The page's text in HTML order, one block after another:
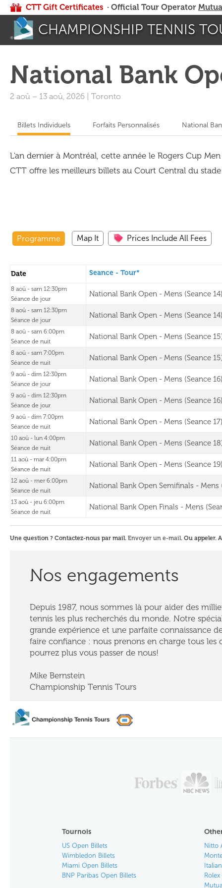
CTT Gift Certificates · Official Tour Operator
CHAMPIONSHIP TENNIS
National Bank
2 aoû – 13 aoû, 2026 Toronto
Billets Individuels Forfaits Personnalisés National
L'an dernier à Montréal, cette année le Rogers Cup
CTT offre les meilleurs billets au Court Central du
Programme Map It Prices Include All Fees
Date Seance - Tour*
8 aoû - sam 12:30pm
Séance de jour
National Bank Open - Mens (Seance
8 aoû - sam 12:30pm
Séance de jour
National Bank Open - Mens (Seance
8 aoû - sam 6:00pm
Séance de nuit
National Bank Open - Mens (Seance
8 aoû - sam 7:00pm
Séance de nuit
National Bank Open - Mens (Seance
9 aoû - dim 12:30pm
Séance de jour
National Bank Open - Mens (Seance
9 aoû - dim 12:30pm
Séance de jour
National Bank Open - Mens (Seance
9 aoû - dim 7:00pm
Séance de nuit
National Bank Open - Mens (Seance
10 aoû - lun 4:00pm
Séance de nuit
National Bank Open - Mens (Seance
11 aoû - mar 4:00pm
Séance de nuit
National Bank Open - Mens (Seance
12 aoû - mer 6:00pm
Séance de nuit
National Bank Open Semifinals - Mens
13 aoû - jeu 6:00pm
Séance de nuit
National Bank Open Finals - Mens
Une question ? Contactez-nous par mail. Envoyer un e-mail. Ou appeler.
Nos engagements
Depuis 1987, nous sommes là pour aider des
tennis les plus recherchés du monde. Notre
grande expérience et une parfaite connaissance
faire confiance : nous prenons en charge tous
pourrez plus vous passer de nous!
Mike Bernstein
Championship Tennis Tours
Tournois
US Open Billets
Wimbledon Billets
Miami Open Billets
BNP Paribas Open Billets
Nitto